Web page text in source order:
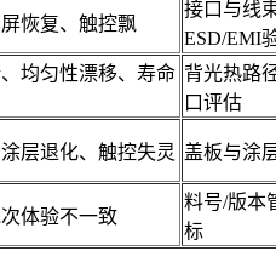
恢复、触控飘
接口与线
ESD/EMI
均匀性漂移、寿命 背光热路
口评估
层退化、触控失灵 盖板与涂
体验不一致
料号/版本
标